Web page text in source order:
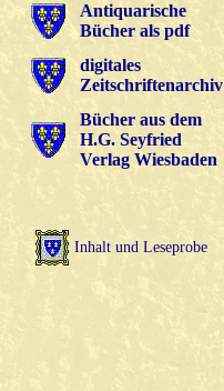
Antiquarische
Bücher als pdf
digitales
Zeitschriftenarchiv
Bücher aus dem
H.G. Seyfried
Verlag Wiesbaden
Inhalt und Leseprobe